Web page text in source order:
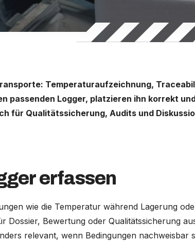
Temperaturaufzeichnung,
passenden Logger, platzieren ihn korrekt
für Qualitätssicherung, Audits und
erfassen
wie die Temperatur während Lagerung
Dossier, Bewertung oder Qualitätssicherung
relevant, wenn Bedingungen nachweisbar